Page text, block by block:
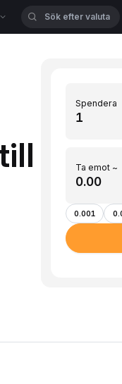
Spendera
Ta emot ~
0.001